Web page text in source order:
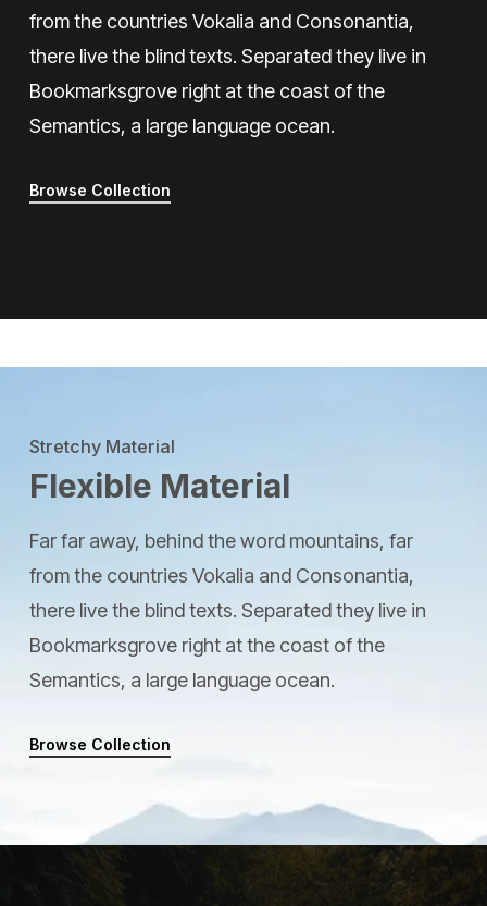
from the countries Vokalia and Consonantia,
there live the blind texts. Separated they live in
Bookmarksgrove right at the coast of the
Semantics, a large language ocean.
Browse Collection
Stretchy Material
Flexible Material
Far far away, behind the word mountains, far
from the countries Vokalia and Consonantia,
there live the blind texts. Separated they live in
Bookmarksgrove right at the coast of the
Semantics, a large language ocean.
Browse Collection